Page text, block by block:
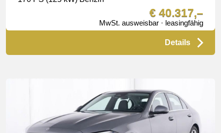
€ 40.317,–
MwSt. ausweisbar · leasingfähig
Details